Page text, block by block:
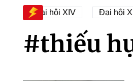
sự Đại hội XIV Đại hội
#thiếu